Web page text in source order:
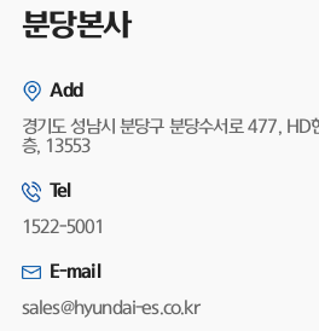
분당본사
Add
경기도 성남시 분당구 분당수서로 477, HD
층, 13553
Tel
1522-5001
E-mail
sales@hyundai-es.co.kr